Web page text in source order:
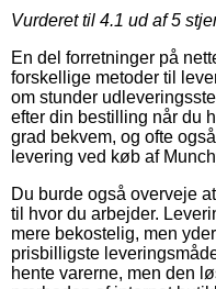
Vurderet til 4.1 ud af 5
En del forretninger på
forskellige metoder til
om stunder
efter din bestilling når du
grad bekvem, og ofte
levering ved køb af
Du burde også overveje
til hvor du arbejder.
mere bekostelig, men
prisbilligste
hente varerne, men den